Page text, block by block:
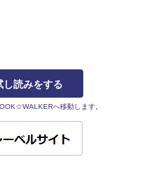
し読みをする
へ移動します。